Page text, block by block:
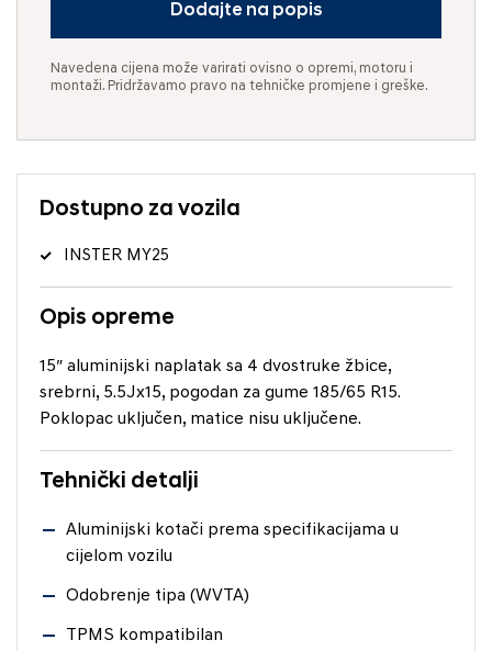
Dodajte na popis
Navedena cijena može varirati ovisno o opremi, motoru i
montaži. Pridržavamo pravo na tehničke promjene i greške.
Dostupno za vozila
INSTER MY25
Opis opreme
15″ aluminijski naplatak sa 4 dvostruke žbice,
srebrni, 5.5Jx15, pogodan za gume 185/65 R15.
Poklopac uključen, matice nisu uključene.
Tehnički detalji
Aluminijski kotači prema specifikacijama u
cijelom vozilu
Odobrenje tipa (WVTA)
TPMS kompatibilan